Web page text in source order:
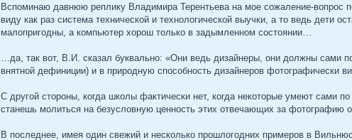
Вспоминаю давнюю реплику Владимира Терентьева на мое сожаление-вопрос
виду как раз система технической и технологической выучки, а то ведь дети
малопригодны, а компьютер хорош только в задымленном состоянии…
…да, так вот, В.И. сказал буквально: «Они ведь дизайнеры, они должны сами
внятной дефиниции) и в природную способность дизайнеров фотографически
С другой стороны, когда школы фактически нет, когда некоторые умеют сами
станешь молиться на безусловную ценность этих отвечающих за фотографию
В последнее, имея один свежий и несколько прошлогодних примеров в